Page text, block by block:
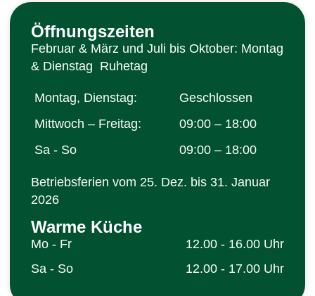
Öffnungszeiten
Februar & März und Juli bis Oktober: Montag
& Dienstag Ruhetag
Montag, Dienstag:
Geschlossen
Mittwoch – Freitag:
09:00 – 18:00
Sa - So
09:00 – 18:00
Betriebsferien vom 25. Dez. bis 31. Januar
2026
Warme Küche
Mo - Fr
12.00 - 16.00 Uhr
Sa - So
12.00 - 17.00 Uhr